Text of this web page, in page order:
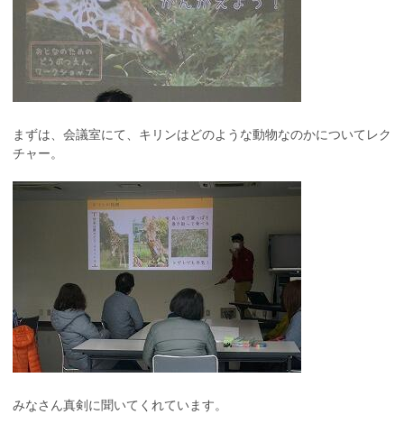
まずは、会議室にて、キリンはどのような動物なのかについてレク
チャー。
みなさん真剣に聞いてくれています。